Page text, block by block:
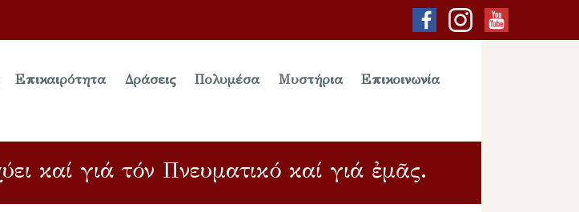
Επικαιρότητα Δράσεις Πολυμέσα Μυστήρια Επικοινωνία
καί γιά τόν Πνευματικό καί γιά ἐμᾶς.